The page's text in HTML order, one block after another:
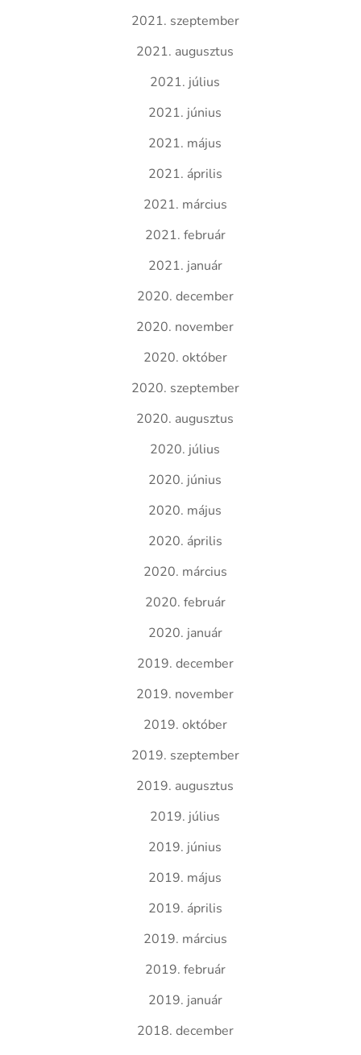
2021. szeptember
2021. augusztus
2021. július
2021. június
2021. május
2021. április
2021. március
2021. február
2021. január
2020. december
2020. november
2020. október
2020. szeptember
2020. augusztus
2020. július
2020. június
2020. május
2020. április
2020. március
2020. február
2020. január
2019. december
2019. november
2019. október
2019. szeptember
2019. augusztus
2019. július
2019. június
2019. május
2019. április
2019. március
2019. február
2019. január
2018. december